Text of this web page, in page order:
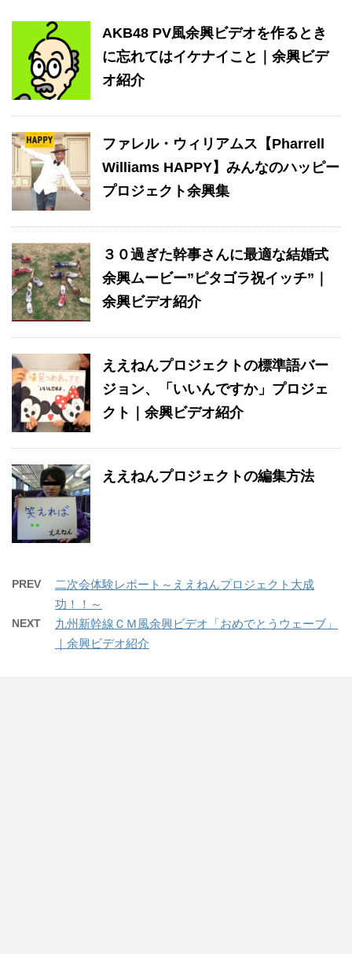
AKB48 PV風余興ビデオを作るとき
に忘れてはイケナイこと｜余興ビデ
オ紹介
ファレル・ウィリアムス【Pharrell
Williams HAPPY】みんなのハッピー
プロジェクト余興集
３０過ぎた幹事さんに最適な結婚式
余興ムービー”ピタゴラ祝イッチ”｜
余興ビデオ紹介
ええねんプロジェクトの標準語バー
ジョン、「いいんですか」プロジェ
クト｜余興ビデオ紹介
ええねんプロジェクトの編集方法
PREV
二次会体験レポート～ええねんプロジェクト大成
功！！～
NEXT
九州新幹線ＣＭ風余興ビデオ「おめでとうウェーブ」
｜余興ビデオ紹介